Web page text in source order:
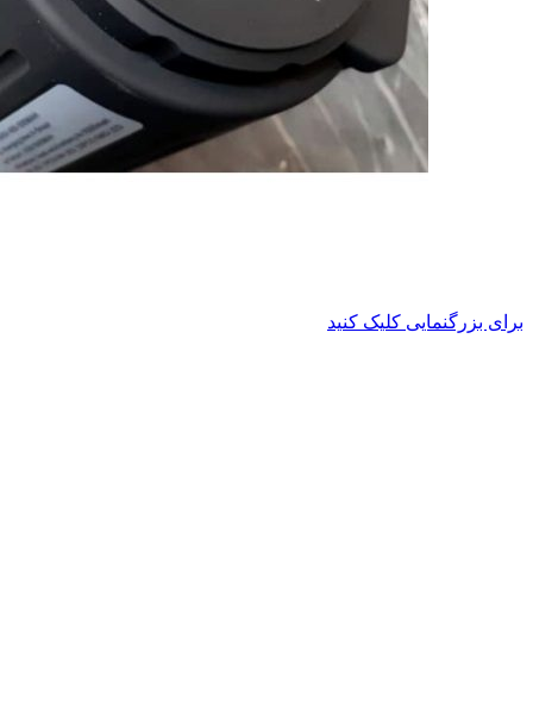
برای بزرگنمایی کلیک کنید